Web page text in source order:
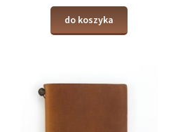
do koszyka